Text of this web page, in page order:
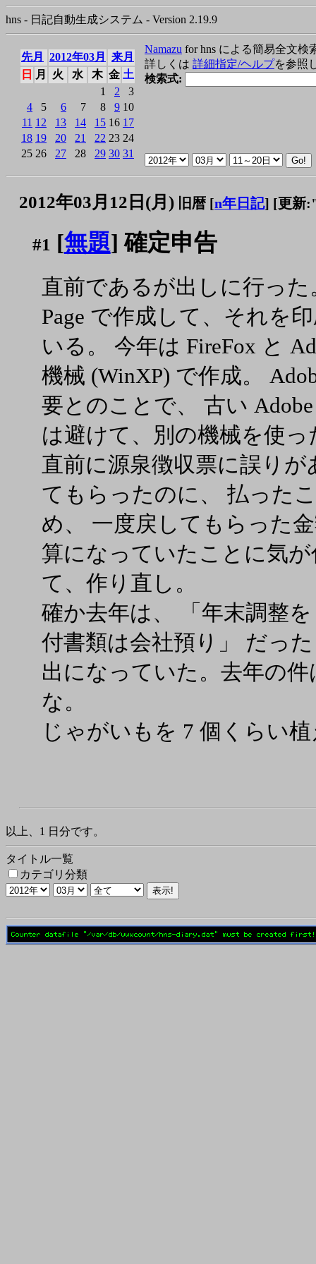
hns - 日記自動生成システム - Version 2.19.9
先月 2012年03月
来月
日
月 火 水 木 金 土
1
2
3
4
5 6 7 8 9 10
11 12 13 14 15 16 17
18 19 20 21 22 23 24
25 26 27 28 29 30 31
Namazu for hns による簡易全文検
詳しくは 詳細指定/ヘルプを参照
検索式:
2012年03月12日(月) 旧暦 [n年日記] [更新
#1 [無題] 確定申告
直前であるが出しに行った
Page で作成して、それを
いる。 今年は FireFox と
機械 (WinXP) で作成。
要とのことで、 古い
は避けて、別の機械を使っ
直前に源泉徴収票に誤り
てもらったのに、 払った
め、 一度戻してもらった
算になっていたことに気
て、作り直し。
確か去年は、 「年末調整
付書類は会社預り」 だっ
出になっていた。去年の
な。
じゃがいもを 7 個くらい
以上、1 日分です。
タイトル一覧
カテゴリ分類